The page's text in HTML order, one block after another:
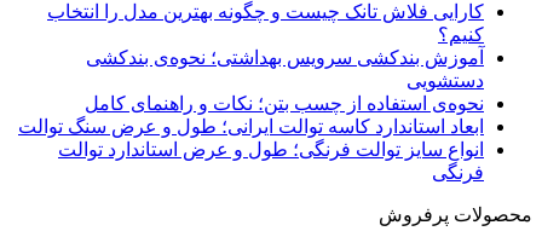
کارایی فلاش تانک چیست و چگونه بهترین مدل را انتخاب
کنیم؟
آموزش بندکشی سرویس بهداشتی؛ نحوه‌ی بندکشی
دستشویی
نحوه‌ی استفاده از چسب بتن؛ نکات و راهنمای کامل
ابعاد استاندارد کاسه توالت ایرانی؛ طول و عرض سنگ توالت
انواع سایز توالت فرنگی؛ طول و عرض استاندارد توالت
فرنگی
محصولات پرفروش